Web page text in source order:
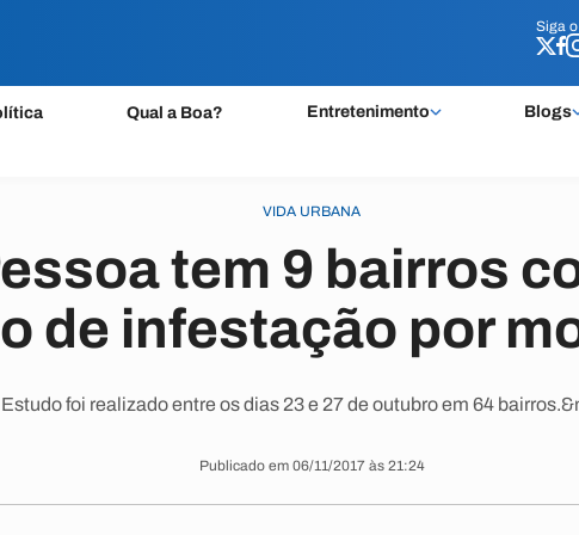
Siga o
Qual a Boa? Entretenimento Blogs
Siga o
VIDA URBANA
tem 9 bairros
de infestação por
Estudo foi realizado entre os dias 23 e 27 de outubro em 64
Publicado em 06/11/2017 às 21:24